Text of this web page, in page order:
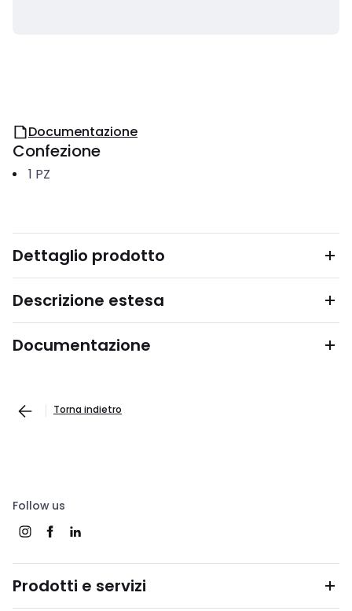
Documentazione
Confezione
1 PZ
Dettaglio prodotto
Descrizione estesa
Documentazione
Torna indietro
Follow us
Prodotti e servizi